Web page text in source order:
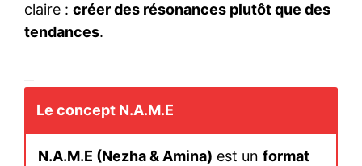
claire : créer des résonances plutôt que des
tendances.
Le concept N.A.M.E
N.A.M.E (Nezha & Amina) est un format